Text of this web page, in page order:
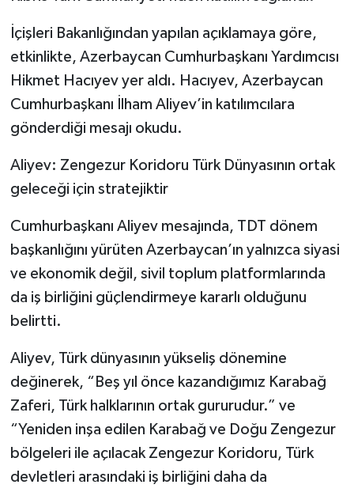
İçişleri Bakanlığından yapılan açıklamaya göre,
etkinlikte, Azerbaycan Cumhurbaşkanı Yardımcısı
Hikmet Hacıyev yer aldı. Hacıyev, Azerbaycan
Cumhurbaşkanı İlham Aliyev’in katılımcılara
gönderdiği mesajı okudu.
Aliyev: Zengezur Koridoru Türk Dünyasının ortak
geleceği için stratejiktir
Cumhurbaşkanı Aliyev mesajında, TDT dönem
başkanlığını yürüten Azerbaycan’ın yalnızca siyasi
ve ekonomik değil, sivil toplum platformlarında
da iş birliğini güçlendirmeye kararlı olduğunu
belirtti.
Aliyev, Türk dünyasının yükseliş dönemine
değinerek, “Beş yıl önce kazandığımız Karabağ
Zaferi, Türk halklarının ortak gururudur.” ve
“Yeniden inşa edilen Karabağ ve Doğu Zengezur
bölgeleri ile açılacak Zengezur Koridoru, Türk
devletleri arasındaki iş birliğini daha da